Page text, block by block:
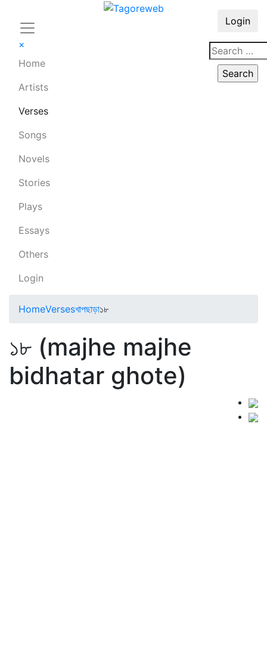
×
Home
Artists
Verses
Songs
Novels
Stories
Plays
Essays
Others
Login
Login
HomeVersesখাপছাড়া১৮
১৮ (majhe majhe
bidhatar ghote)